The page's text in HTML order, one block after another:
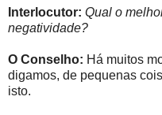
Interlocutor: Qual o
negatividade?
O Conselho: Há muitos
digamos, de pequenas
isto.